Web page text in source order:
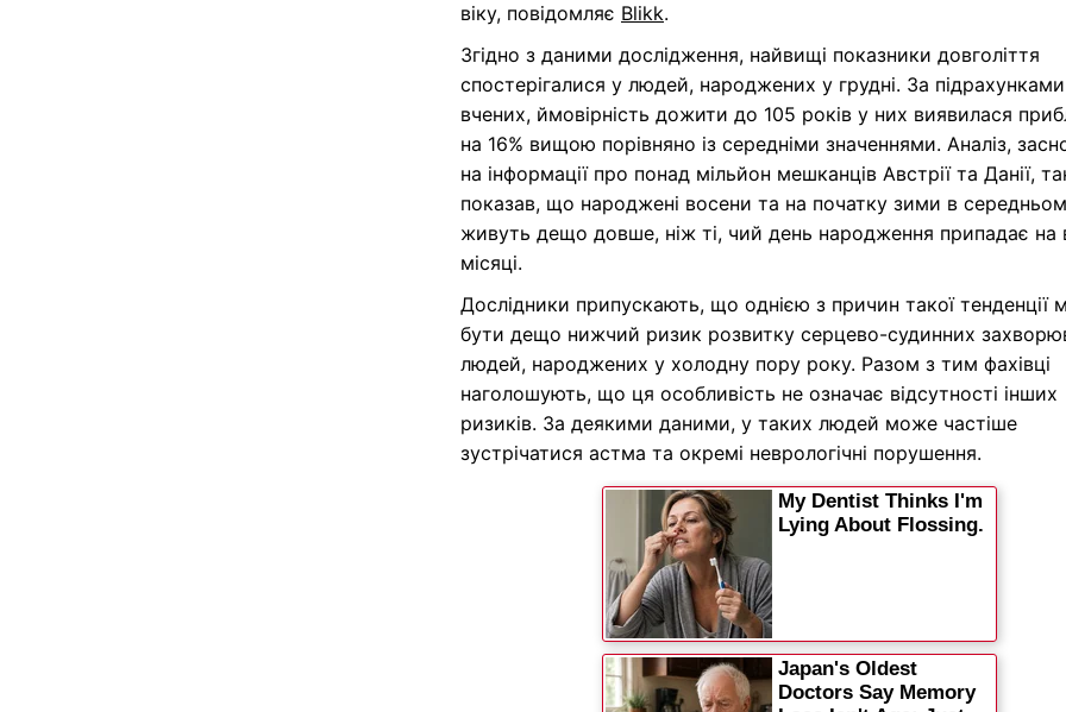
віку, повідомляє Blikk.
Згідно з даними дослідження, найвищі показники довголіття
спостерігалися у людей, народжених у грудні. За підрахунками
вчених, ймовірність дожити до 105 років у них виявилася
на 16% вищою порівняно із середніми значеннями. Аналіз,
на інформації про понад мільйон мешканців Австрії та Данії,
показав, що народжені восени та на початку зими в
живуть дещо довше, ніж ті, чий день народження припадає на
місяці.
Дослідники припускають, що однією з причин такої тенденції
бути дещо нижчий ризик розвитку серцево-судинних
людей, народжених у холодну пору року. Разом з тим фахівці
наголошують, що ця особливість не означає відсутності інших
ризиків. За деякими даними, у таких людей може частіше
зустрічатися астма та окремі неврологічні порушення.